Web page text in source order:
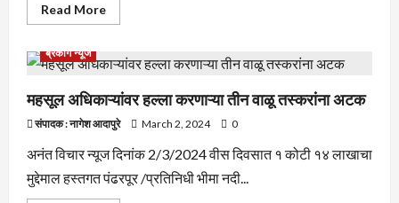
Read MoreRead
more
महापालिकेने
एस
सिस्टीम
कंपनीबरोबर
केलेल्या
कराराची
होळी
करण्यात
येईल
असा
ब्रेकीग न्यूज
महसूल अधिकाऱ्यांवर हल्ला करणाऱ्या तीन वाळू तस्करांना अटक
संपादक : नागेश आदापुरे March 2, 2024 0
अनंत विचार न्यूज दिनांक 2/3/2024 वीस दिवसात १ कोटी १४ लाखाचा
मुद्देमाल हस्तगत पंढरपूर /प्रतिनिधी भीमा नदी...